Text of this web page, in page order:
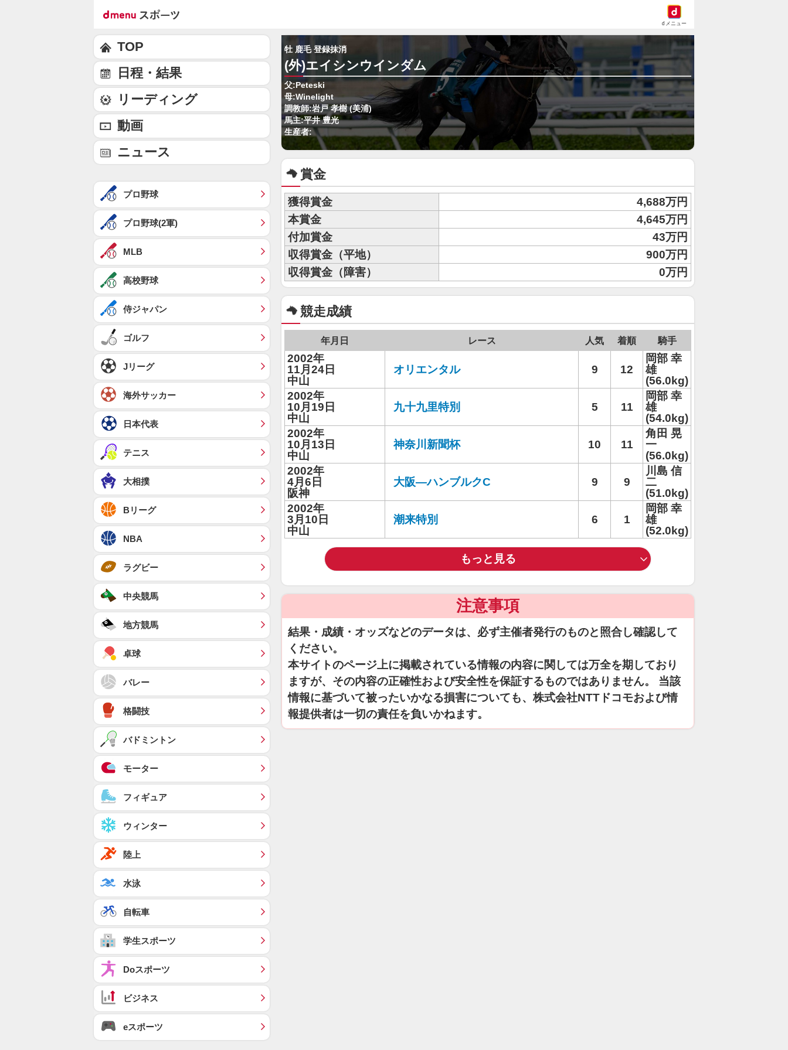
dメニュー
牡 鹿毛 登録抹消
(外)エイシンウインダム
父:Peteski
母:Winelight
調教師:岩戸 孝樹 (美浦)
馬主:平井 豊光
生産者:
賞金
獲得賞金
4,688万円
本賞金
4,645万円
付加賞金
43万円
収得賞金（平地）
900万円
収得賞金（障害）
0万円
競走成績
年月日 レース 人気 着順 騎手
2002年
11月24日
中山
オリエンタル 9 12
岡部 幸
雄
(56.0kg)
2002年
10月19日
中山
九十九里特別 5 11
岡部 幸
雄
(54.0kg)
2002年
10月13日
中山
神奈川新聞杯 10 11
角田 晃
一
(56.0kg)
2002年
4月6日
阪神
大阪—ハンブルクC 9 9
川島 信
二
(51.0kg)
2002年
3月10日
中山
潮来特別 6 1
岡部 幸
雄
(52.0kg)
もっと見る
注意事項
結果・成績・オッズなどのデータは、必ず主催者発行のものと照合し確認して
ください。
本サイトのページ上に掲載されている情報の内容に関しては万全を期しており
ますが、その内容の正確性および安全性を保証するものではありません。 当該
情報に基づいて被ったいかなる損害についても、株式会社NTTドコモおよび情
報提供者は一切の責任を負いかねます。
TOP
日程・結果
リーディング
動画
ニュース
プロ野球
プロ野球(2軍)
MLB
高校野球
侍ジャパン
ゴルフ
Jリーグ
海外サッカー
日本代表
テニス
大相撲
Bリーグ
NBA
ラグビー
中央競馬
地方競馬
卓球
バレー
格闘技
バドミントン
モーター
フィギュア
ウィンター
陸上
水泳
自転車
学生スポーツ
Doスポーツ
ビジネス
eスポーツ